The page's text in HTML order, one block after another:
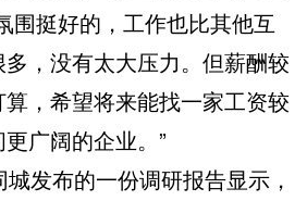
围挺好的，工作也比其他互
，没有太大压力。但薪酬较
，希望将来能找一家工资较
广阔的企业。”
发布的一份调研报告显示，